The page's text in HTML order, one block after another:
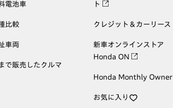
電池車
比較
車両
で販売したクルマ
ト
クレジット＆カーリース
新車オンラインストア
Honda ON
Honda Monthly Owner
お気に入り